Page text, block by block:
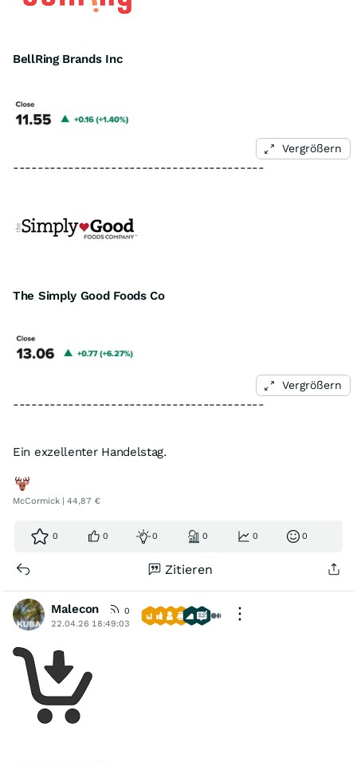
BellRing Brands Inc
Vergrößern
-----------------------------------------
The Simply Good Foods Co
Vergrößern
-----------------------------------------
Ein exzellenter Handelstag.
McCormick | 44,87 €
0 0 0 0 0 0
Zitieren
Malecon
0
22.04.26 18:49:03